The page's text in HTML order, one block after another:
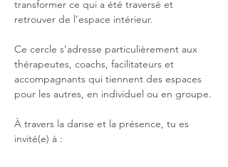
transformer ce qui a été traversé et
retrouver de l’espace intérieur.
Ce cercle s’adresse particulièrement aux
thérapeutes, coachs, facilitateurs et
accompagnants qui tiennent des espaces
pour les autres, en individuel ou en groupe.
À travers la danse et la présence, tu es
invité(e) à :